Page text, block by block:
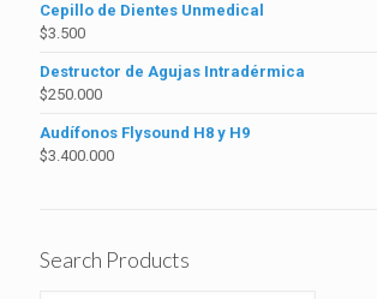
Cepillo de Dientes Unmedical
$3.500
Destructor de Agujas Intradérmica
$250.000
Audífonos Flysound H8 y H9
$3.400.000
Search Products